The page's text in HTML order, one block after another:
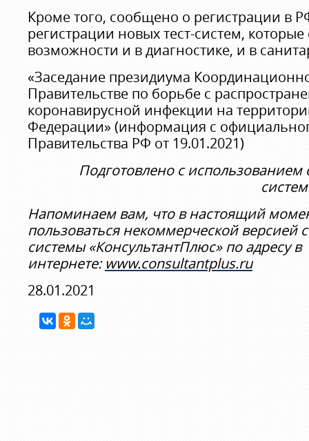
Кроме того, сообщено о регистрации в
регистрации новых тест-систем,
возможности и в диагностике, и в
«Заседание президиума
Правительстве по борьбе с
коронавирусной инфекции на
Федерации» (информация с
Правительства РФ от 19.01.2021)
Подготовлено с
Напоминаем вам, что в настоящий
пользоваться некоммерческой версией
системы «КонсультантПлюс» по адресу в
интернете: www.consultantplus.ru
28.01.2021